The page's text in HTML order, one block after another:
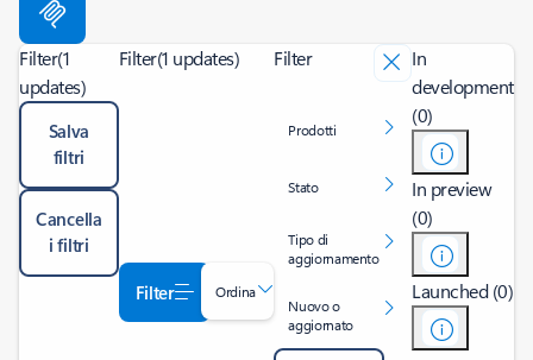
Filter(1
updates)
Salva
filtri
Cancella
i filtri
Filter(1 updates)
Filter Ordina
Filter
Prodotti
Stato
Tipo di
aggiornamento
Nuovo o
aggiornato
In
development
(0)
In preview
(0)
Launched (0)